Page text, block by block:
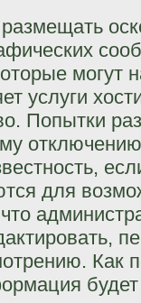
могут
услуги
Попытки
для
Как